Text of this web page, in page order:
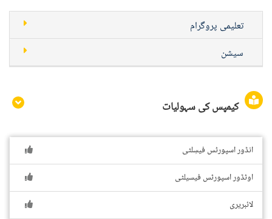
تعلیمی پروگرام
سیشن
کیمپس کی سہولیات
انڈور اسپورٹس فیسِلٹی
اوٹڈور اسپورٹس فیسیلٹی
لائبریری